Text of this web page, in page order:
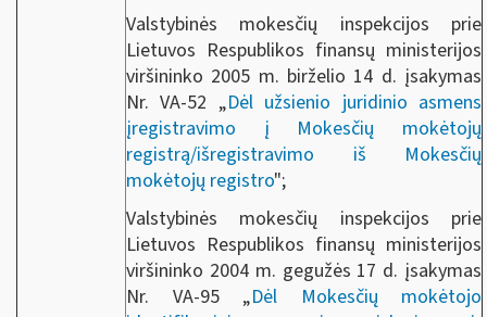
Valstybinės mokesčių inspekcijos prie
Lietuvos Respublikos finansų ministerijos
viršininko 2005 m. birželio 14 d. įsakymas
Nr. VA-52 „Dėl užsienio juridinio asmens
įregistravimo į Mokesčių mokėtojų
registrą/išregistravimo iš Mokesčių
mokėtojų registro";
Valstybinės mokesčių inspekcijos prie
Lietuvos Respublikos finansų ministerijos
viršininko 2004 m. gegužės 17 d. įsakymas
Nr. VA-95 „Dėl Mokesčių mokėtojo